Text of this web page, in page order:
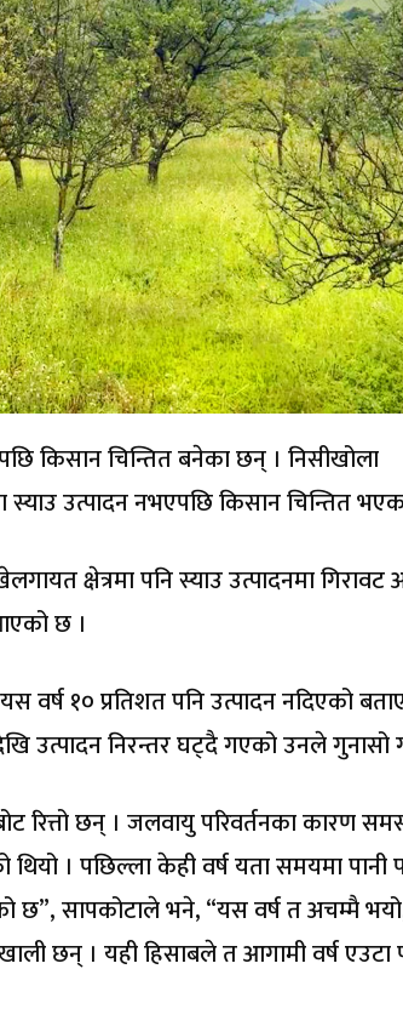
किसान चिन्तित बनेका छन् । निसीखोला
उत्पादन नभएपछि किसान चिन्तित
क्षेत्रमा पनि स्याउ उत्पादनमा
छ ।
वर्ष १० प्रतिशत पनि उत्पादन नदिएको
उत्पादन निरन्तर घट्दै गएको उनले गुनासो
रित्तो छन् । जलवायु परिवर्तनका कारण
। पछिल्ला केही वर्ष यता समयमा पानी
छ”, सापकोटाले भने, “यस वर्ष त अचम्मै
छन् । यही हिसाबले त आगामी वर्ष एउटा